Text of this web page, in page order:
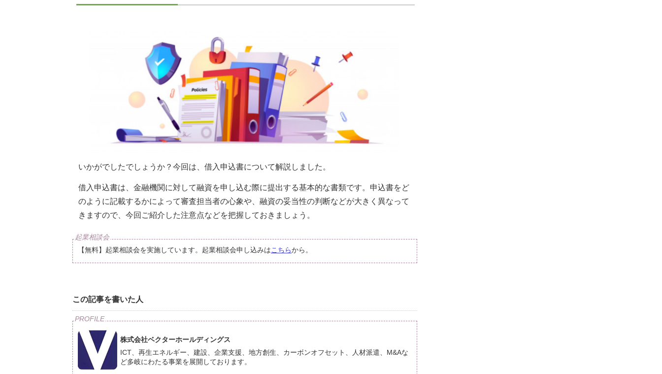
いかがでしたでしょうか？今回は、借入申込書について解説しました。
借入申込書は、金融機関に対して融資を申し込む際に提出する基本的な書類です。申込書をど
のように記載するかによって審査担当者の心象や、融資の妥当性の判断などが大きく異なって
きますので、今回ご紹介した注意点などを把握しておきましょう。
【無料】起業相談会を実施しています。起業相談会申し込みはこちらから。
この記事を書いた人
株式会社ベクターホールディングス
ICT、再生エネルギー、建設、企業支援、地方創生、カーボンオフセット、人材派遣、M&Aな
ど多岐にわたる事業を展開しております。